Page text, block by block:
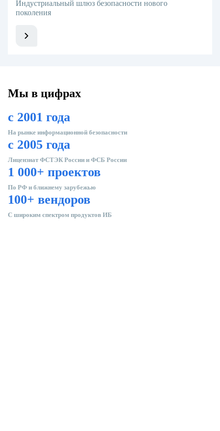
Индустриальный шлюз безопасности нового
поколения
Мы в цифрах
с 2001 года
На рынке информационной безопасности
с 2005 года
Лицензиат ФСТЭК России и ФСБ России
1 000+ проектов
По РФ и ближнему зарубежью
100+ вендоров
С широким спектром продуктов ИБ